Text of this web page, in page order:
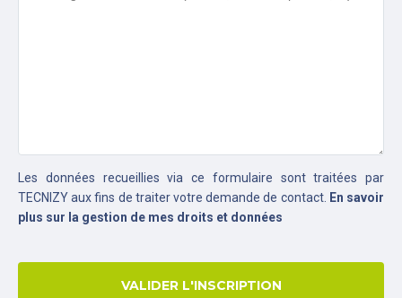
Les données recueillies via ce formulaire sont traitées par
TECNIZY aux fins de traiter votre demande de contact. En savoir
plus sur la gestion de mes droits et données
VALIDER L'INSCRIPTION